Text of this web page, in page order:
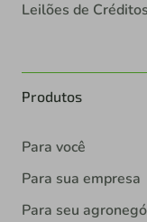
Leilões de
Produtos
Para você
Para sua empresa
Para seu